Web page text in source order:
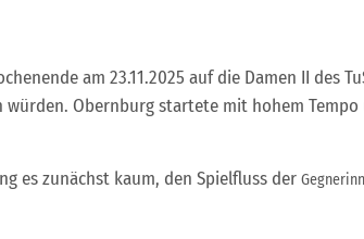
am 23.11.2025 auf die Damen II des
Obernburg startete mit hohem
es zunächst kaum, den Spielfluss der